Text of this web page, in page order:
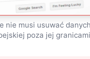
nie musi usuwać
poza jej